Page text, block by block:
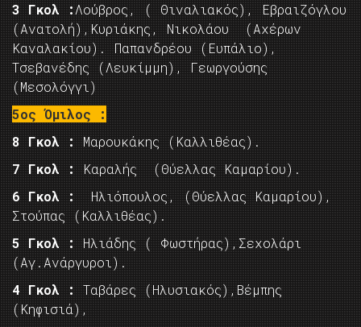
3 Γκολ :Λούβρος, ( Θιναλιακός), Εβραιζόγλου
(Ανατολή),Κυριάκης, Νικολάου (Αχέρων
Καναλακίου). Παπανδρέου (Ευπάλιο),
Τσεβανέδης (Λευκίμμη), Γεωργούσης
(Μεσολόγγι)
5ος Όμιλος :
8 Γκολ :
Μαρουκάκης (Καλλιθέας).
7 Γκολ :
Καραλής (Θύελλας Καμαρίου).
6 Γκολ :
Ηλιόπουλος, (Θύελλας Καμαρίου),
Στούπας (Καλλιθέας).
5 Γκολ :
Ηλιάδης ( Φωστήρας),Σεχολάρι
(Αγ.Ανάργυροι).
4 Γκολ :
Ταβάρες (Ηλυσιακός),Βέμπης
(Κηφισιά),